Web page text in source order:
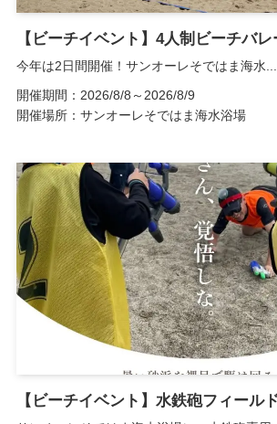
【ビーチイベント】4人制ビーチバ
今年は2日間開催！サンオーレそではま海水...
開催期間：2026/8/8～2026/8/9
開催場所：サンオーレそではま海水浴場
【ビーチイベント】水鉄砲フィール